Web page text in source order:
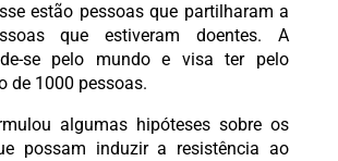
estão pessoas que partilharam a
que estiveram doentes. A
se pelo mundo e visa ter pelo
de 1000 pessoas.
algumas hipóteses sobre os
possam induzir a resistência ao